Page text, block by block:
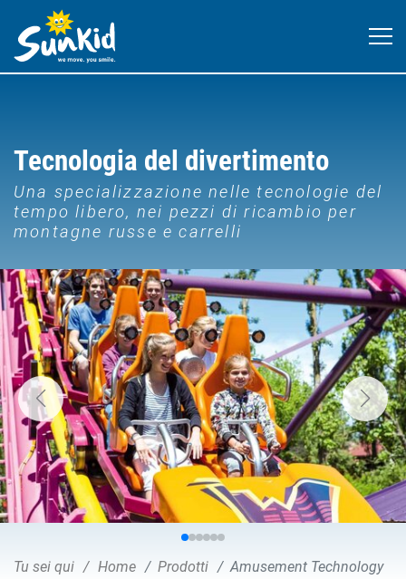
Tecnologia del divertimento
Una specializzazione nelle tecnologie del
tempo libero, nei pezzi di ricambio per
montagne russe e carrelli
Tu sei qui Home Prodotti Amusement Technology